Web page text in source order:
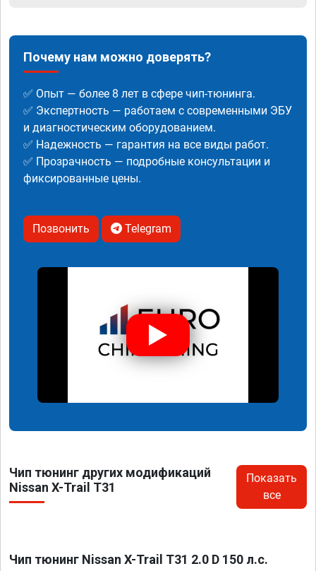
Почему нам можно доверять?
✅ Опыт — более 8 лет в сфере чип-тюнинга.
✅ Экспертность — работаем с современными ЭБУ
и диагностическим оборудованием.
✅ Надежность — гарантия на все виды работ.
✅ Прозрачность — подробные консультации и
фиксированные цены.
Позвонить Telegram
Чип тюнинг других модификаций
Nissan X-Trail T31
Показать
все
Чип тюнинг Nissan X-Trail T31 2.0 D 150 л.с.